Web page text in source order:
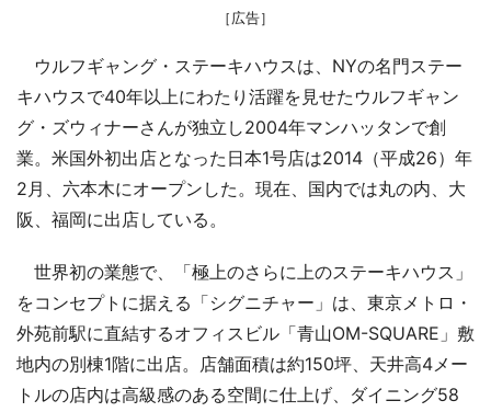
［広告］
ウルフギャング・ステーキハウスは、NYの名門ステー
キハウスで40年以上にわたり活躍を見せたウルフギャン
グ・ズウィナーさんが独立し2004年マンハッタンで創
業。米国外初出店となった日本1号店は2014（平成26）年
2月、六本木にオープンした。現在、国内では丸の内、大
阪、福岡に出店している。
世界初の業態で、「極上のさらに上のステーキハウス」
をコンセプトに据える「シグニチャー」は、東京メトロ・
外苑前駅に直結するオフィスビル「青山OM-SQUARE」敷
地内の別棟1階に出店。店舗面積は約150坪、天井高4メー
トルの店内は高級感のある空間に仕上げ、ダイニング58